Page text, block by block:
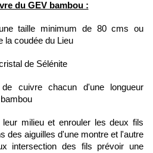
du GEV bambou :
taille minimum de 80 cms ou
la coudée du Lieu
de Sélénite
cuivre chacun d'une longueur
milieu et enrouler les deux fils
des aiguilles d'une montre et l'autre
intersection des fils prévoir une